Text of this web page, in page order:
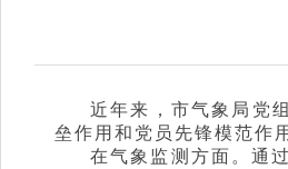
近年来，市气象局党
垒作用和党员先锋模范作
在气象监测方面。通